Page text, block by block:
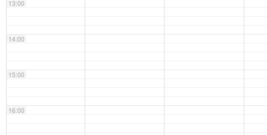
13:00
14:00
15:00
16:00